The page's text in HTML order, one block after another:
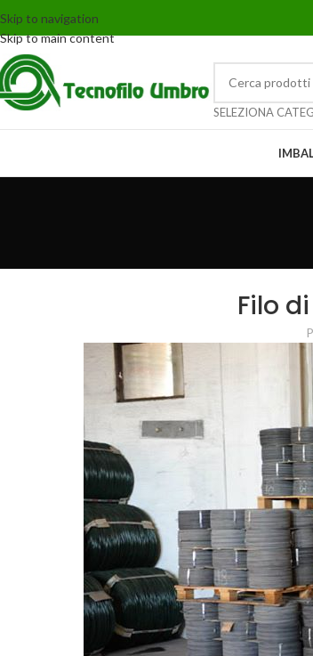
Skip to navigation
Skip to main content
SELEZIONA
Filo